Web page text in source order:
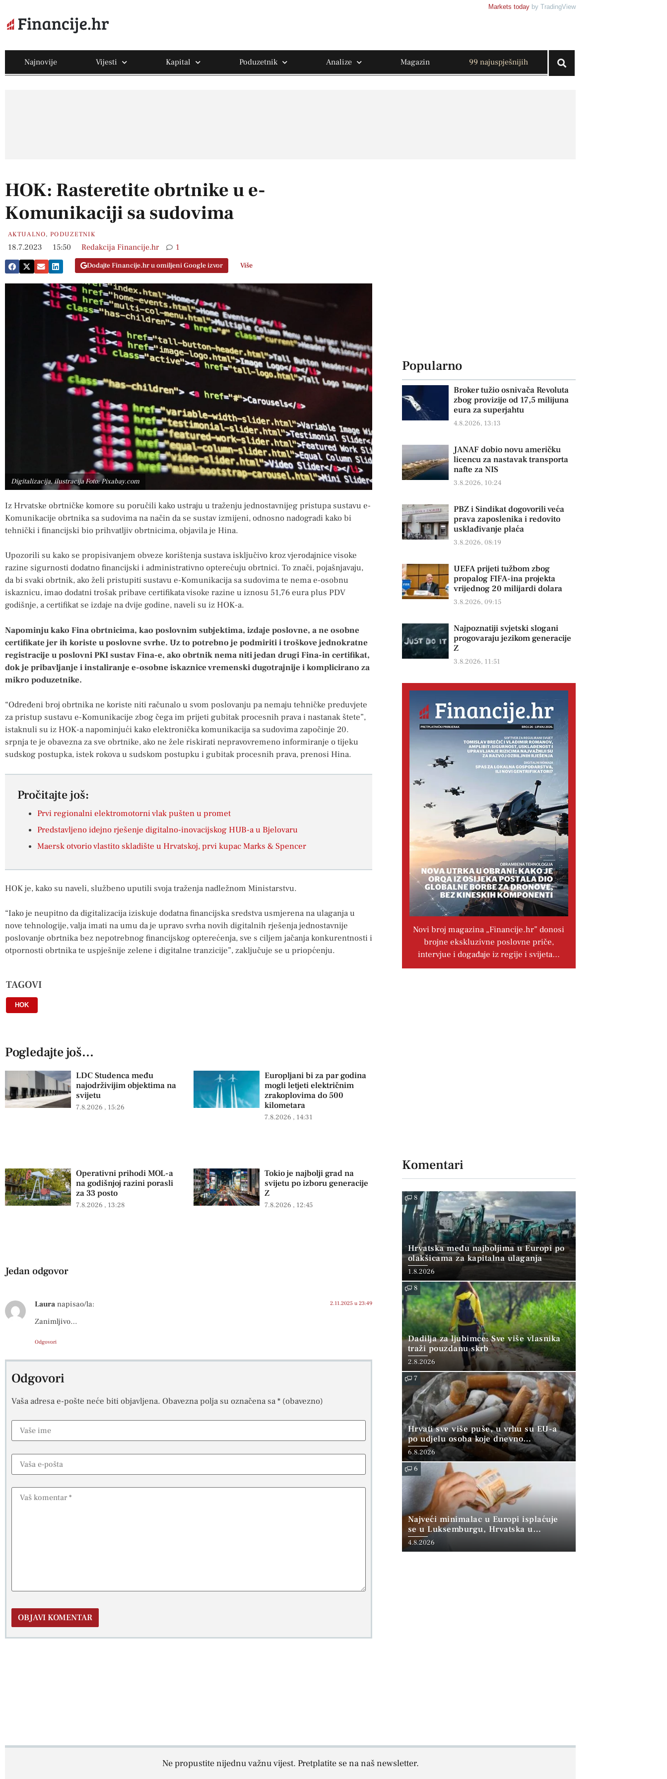
Markets today by TradingView
Najnovije Vijesti Kapital Poduzetnik Analize Magazin 99 najuspješnijih
HOK: Rasteretite obrtnike u e-
Komunikaciji sa sudovima
AKTUALNO,PODUZETNIK
18.7.2023 15:50 Redakcija Financije.hr 1
Dodajte Financije.hr u omiljeni Google izvor Više
Digitalizacija, ilustracija Foto: Pixabay.com
Iz Hrvatske obrtničke komore su poručili kako ustraju u traženju jednostavnijeg pristupa sustavu e-
Komunikacije obrtnika sa sudovima na način da se sustav izmijeni, odnosno nadogradi kako bi
tehnički i financijski bio prihvatljiv obrtnicima, objavila je Hina.
Upozorili su kako se propisivanjem obveze korištenja sustava isključivo kroz vjerodajnice visoke
razine sigurnosti dodatno financijski i administrativno opterećuju obrtnici. To znači, pojašnjavaju,
da bi svaki obrtnik, ako želi pristupiti sustavu e-Komunikacija sa sudovima te nema e-osobnu
iskaznicu, imao dodatni trošak pribave certifikata visoke razine u iznosu 51,76 eura plus PDV
godišnje, a certifikat se izdaje na dvije godine, naveli su iz HOK-a.
Napominju kako Fina obrtnicima, kao poslovnim subjektima, izdaje poslovne, a ne osobne
certifikate jer ih koriste u poslovne svrhe. Uz to potrebno je podmiriti i troškove jednokratne
registracije u poslovni PKI sustav Fina-e, ako obrtnik nema niti jedan drugi Fina-in certifikat,
dok je pribavljanje i instaliranje e-osobne iskaznice vremenski dugotrajnije i komplicirano za
mikro poduzetnike.
“Određeni broj obrtnika ne koriste niti računalo u svom poslovanju pa nemaju tehničke preduvjete
za pristup sustavu e-Komunikacije zbog čega im prijeti gubitak procesnih prava i nastanak štete”,
istaknuli su iz HOK-a napominjući kako elektronička komunikacija sa sudovima započinje 20.
srpnja te je obavezna za sve obrtnike, ako ne žele riskirati nepravovremeno informiranje o tijeku
sudskog postupka, istek rokova u sudskom postupku i gubitak procesnih prava, prenosi Hina.
Pročitajte još:
Prvi regionalni elektromotorni vlak pušten u promet
Predstavljeno idejno rješenje digitalno-inovacijskog HUB-a u Bjelovaru
Maersk otvorio vlastito skladište u Hrvatskoj, prvi kupac Marks & Spencer
HOK je, kako su naveli, službeno uputili svoja traženja nadležnom Ministarstvu.
“Iako je neupitno da digitalizacija iziskuje dodatna financijska sredstva usmjerena na ulaganja u
nove tehnologije, valja imati na umu da je upravo svrha novih digitalnih rješenja jednostavnije
poslovanje obrtnika bez nepotrebnog financijskog opterećenja, sve s ciljem jačanja konkurentnosti i
otpornosti obrtnika te uspješnije zelene i digitalne tranzicije”, zaključuje se u priopćenju.
TAGOVI
HOK
Pogledajte još...
LDC Studenca među
najodrživijim objektima na
svijetu
7.8.2026 15:26
Europljani bi za par godina
mogli letjeti električnim
zrakoplovima do 500
kilometara
7.8.2026 14:31
Operativni prihodi MOL-a
na godišnjoj razini porasli
za 33 posto
7.8.2026 13:28
Tokio je najbolji grad na
svijetu po izboru generacije
Z
7.8.2026 12:45
Jedan odgovor
Laura napisao/la: 2.11.2025 u 23:49
Zanimljivo…
Odgovori
Odgovori
Vaša adresa e-pošte neće biti objavljena. Obavezna polja su označena sa* (obavezno)
Popularno
Broker tužio osnivača Revoluta
zbog provizije od 17,5 milijuna
eura za superjahtu
4.8.2026, 13:13
JANAF dobio novu američku
licencu za nastavak transporta
nafte za NIS
3.8.2026, 10:24
PBZ i Sindikat dogovorili veća
prava zaposlenika i redovito
usklađivanje plaća
3.8.2026, 08:19
UEFA prijeti tužbom zbog
propalog FIFA-ina projekta
vrijednog 20 milijardi dolara
3.8.2026, 09:15
Najpoznatiji svjetski slogani
progovaraju jezikom generacije
Z
3.8.2026, 11:51
Novi broj magazina „Financije.hr” donosi
brojne ekskluzivne poslovne priče,
intervjue i događaje iz regije i svijeta…
Komentari
8
Hrvatska među najboljima u Europi po
olakšicama za kapitalna ulaganja
1.8.2026
8
Dadilja za ljubimce: Sve više vlasnika
traži pouzdanu skrb
2.8.2026
7
Hrvati sve više puše, u vrhu su EU-a
po udjelu osoba koje dnevno
konzumiraju duhan
6.8.2026
6
Najveći minimalac u Europi isplaćuje
se u Luksemburgu, Hrvatska u
“srednjoj skupini”
4.8.2026
Ne propustite nijednu važnu vijest. Pretplatite se na naš newsletter.